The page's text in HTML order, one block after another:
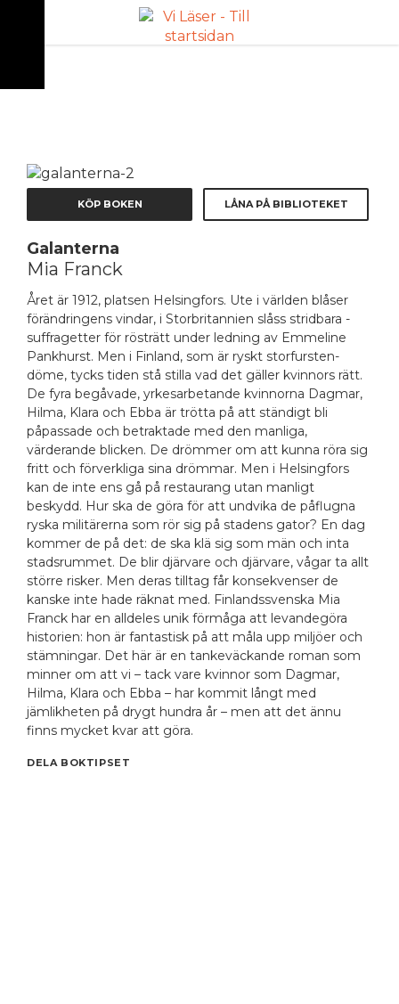
ANNONS
KÖP BOKEN LÅNA PÅ BIBLIOTEKET
Galanterna
Mia Franck
Året är 1912, platsen Helsingfors. Ute i världen blåser
förändringens vindar, i Storbritannien slåss stridbara ­
suffragetter för rösträtt under ledning av Emmeline
Pankhurst. Men i Finland, som är ryskt storfursten-
döme, tycks tiden stå stilla vad det gäller kvinnors rätt.
De fyra begåvade, yrkesarbetande kvinnorna Dagmar,
Hilma, Klara och Ebba är trötta på att ständigt bli
påpassade och betraktade med den manliga,
värderande blicken. De drömmer om att kunna röra sig
fritt och förverkliga sina drömmar. Men i Helsingfors
kan de inte ens gå på restaurang utan manligt
beskydd. Hur ska de göra för att undvika de påflugna
ryska militärerna som rör sig på stadens gator? En dag
kommer de på det: de ska klä sig som män och inta
stadsrummet. De blir djärvare och djärvare, vågar ta allt
större risker. Men deras tilltag får konsekvenser de
kanske inte hade räknat med. Finlandssvenska Mia
Franck har en alldeles unik förmåga att levandegöra
historien: hon är fantastisk på att måla upp miljöer och
stämningar. Det här är en tankeväckande roman som
minner om att vi – tack vare kvinnor som Dagmar,
Hilma, Klara och Ebba – har kommit långt med
jämlikheten på drygt hundra år – men att det ännu
finns mycket kvar att göra.
DELA BOKTIPSET